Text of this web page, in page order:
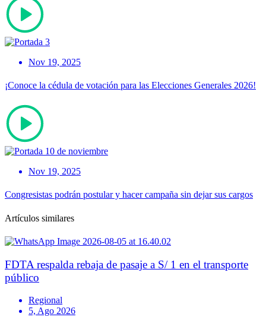
Nov 19, 2025
¡Conoce la cédula de votación para las Elecciones Generales 2026!
Nov 19, 2025
Congresistas podrán postular y hacer campaña sin dejar sus cargos
Artículos similares
FDTA respalda rebaja de pasaje a S/ 1 en el transporte
público
Regional
5, Ago 2026